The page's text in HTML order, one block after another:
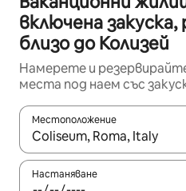
включена
близо до Колизей
Намерете и
места под наем със
Местоположение
Когато резултатите се
Настаняване